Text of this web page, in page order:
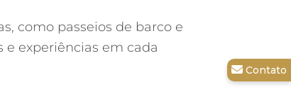
como passeios de barco e
e experiências em cada